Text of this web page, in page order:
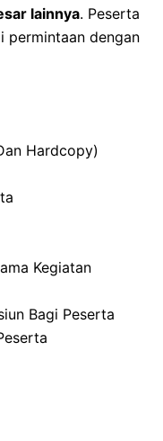
lainnya. Peserta
permintaan dengan
Hardcopy)
Kegiatan
Bagi Peserta